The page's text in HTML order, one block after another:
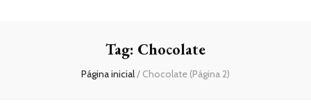
Tag: Chocolate
Página inicial/ Chocolate (Página 2)